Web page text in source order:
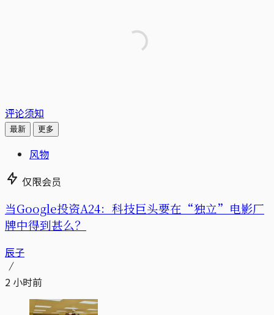
评论须知
最新 更多
风物
仅限会员
当Google投资A24：科技巨头要在“独立”电影厂
牌中得到甚么？
辰子
2 小时前